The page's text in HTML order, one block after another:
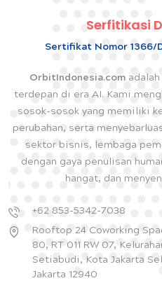
Serfitikasi
Sertifikat Nomor 1366/
OrbitIndonesia.com
terdepan di era AI. Kami
sosok-sosok yang memiliki
perubahan, serta
sektor bisnis, lembaga
dengan gaya penulisan
hangat, dan
+62 853-5342-7038
Rooftop 24 Coworking
80, RT 011 RW 07,
Setiabudi, Kota Jakarta
Jakarta 12940